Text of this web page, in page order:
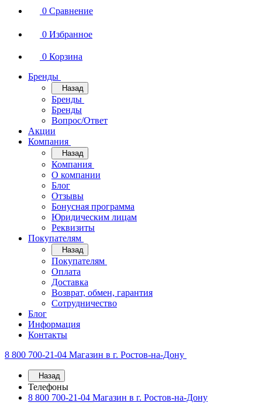
0 Сравнение
0 Избранное
0 Корзина
Бренды
Назад
Бренды
Бренды
Вопрос/Ответ
Акции
Компания
Назад
Компания
О компании
Блог
Отзывы
Бонусная программа
Юридическим лицам
Реквизиты
Покупателям
Назад
Покупателям
Оплата
Доставка
Возврат, обмен, гарантия
Сотрудничество
Блог
Информация
Контакты
8 800 700-21-04 Магазин в г. Ростов-на-Дону
Назад
Телефоны
8 800 700-21-04 Магазин в г. Ростов-на-Дону